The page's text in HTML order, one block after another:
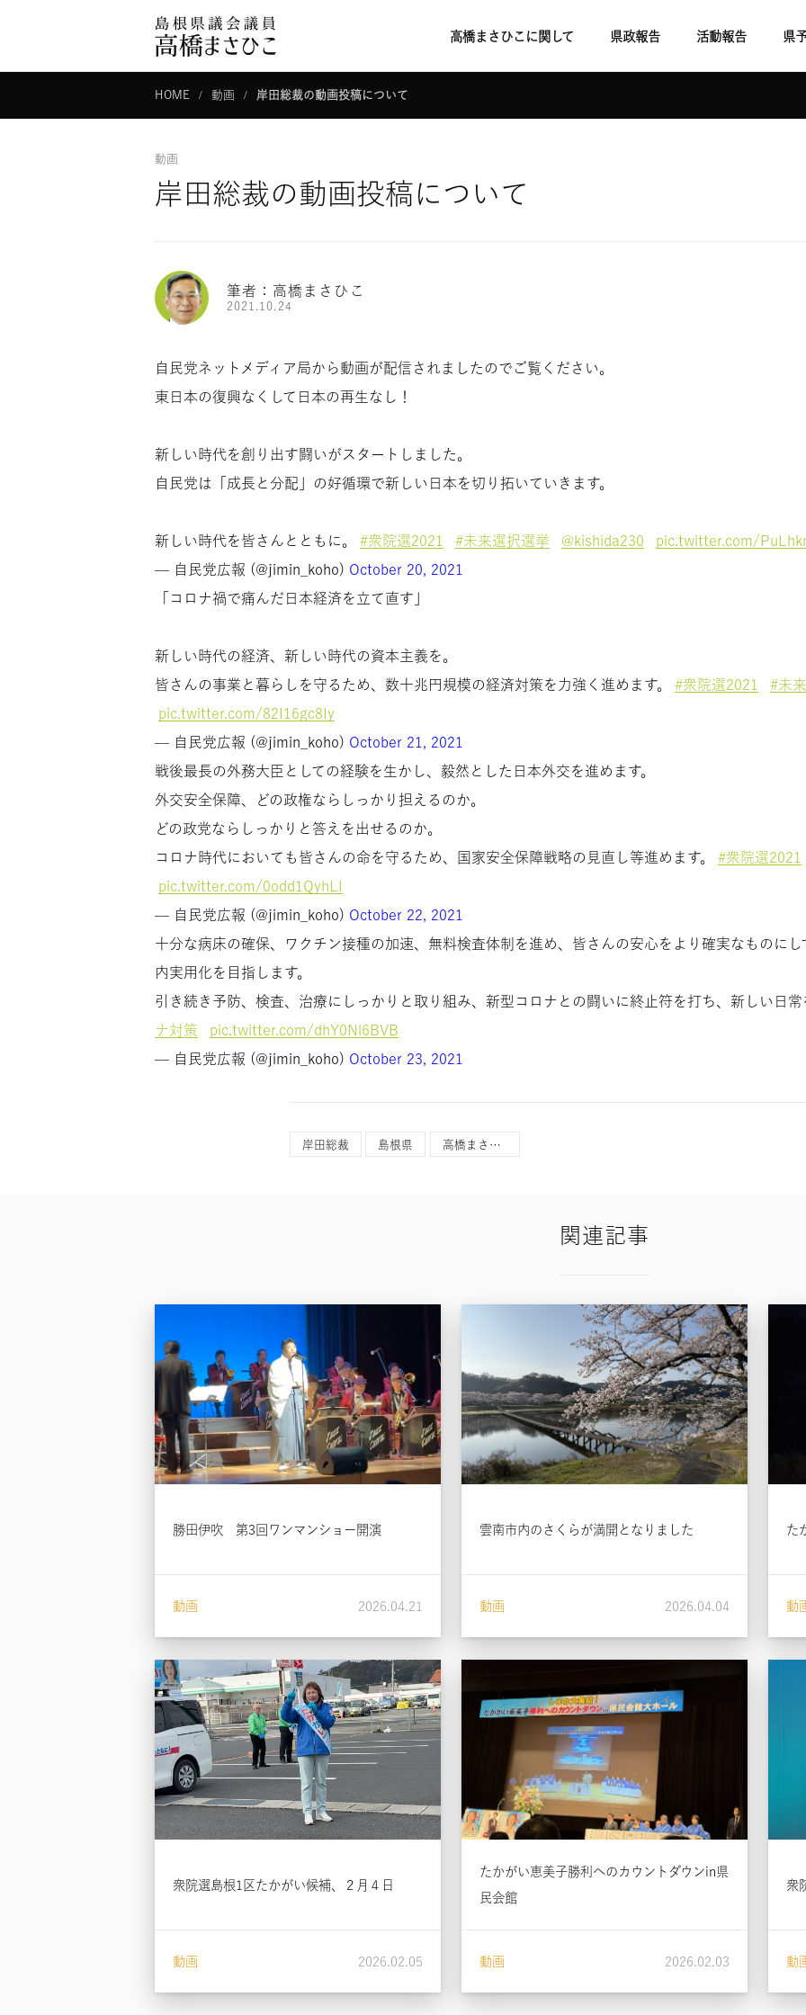
高橋まさひこに関して 県政報告 活動報告 県
HOME 動画 岸田総裁の動画投稿について
動画
岸田総裁の動画投稿について
筆者：高橋まさひこ
2021.10.24
自民党ネットメディア局から動画が配信されましたのでご覧ください。
東日本の復興なくして日本の再生なし！
新しい時代を創り出す闘いがスタートしました。
自民党は「成長と分配」の好循環で新しい日本を切り拓いていきます。
新しい時代を皆さんとともに。 #衆院選2021 #未来選択選挙 @kishida230
pic.twitter.com/
— 自民党広報 (@jimin_koho) October 20, 2021
「コロナ禍で痛んだ日本経済を立て直す」
新しい時代の経済、新しい時代の資本主義を。
皆さんの事業と暮らしを守るため、数十兆円規模の経済対策を力強く進めます。
#衆院選2021
#未
pic.twitter.com/82I16gc8Iy
— 自民党広報 (@jimin_koho) October 21, 2021
戦後最長の外務大臣としての経験を生かし、毅然とした日本外交を進めます。
外交安全保障、どの政権ならしっかり担えるのか。
どの政党ならしっかりと答えを出せるのか。
コロナ時代においても皆さんの命を守るため、国家安全保障戦略の見直し等進めます。
#衆院選2021
pic.twitter.com/0odd1QyhLI
— 自民党広報 (@jimin_koho) October 22, 2021
十分な病床の確保、ワクチン接種の加速、無料検査体制を進め、皆さんの安心をより確実なものに
内実用化を目指します。
引き続き予防、検査、治療にしっかりと取り組み、新型コロナとの闘いに終止符を打ち、新しい日常
ナ対策
pic.twitter.com/dhY0Nl6BVB
— 自民党広報 (@jimin_koho) October 23, 2021
岸田総裁 島根県 高橋まさひこ
関連記事
勝田伊吹 第3回ワンマンショー開演
動画 2026.04.21
雲南市内のさくらが満開となりました
動画 2026.04.04
た
動
衆院選島根1区たかがい候補、２月４日
動画 2026.02.05
たかがい恵美子勝利へのカウントダウンin県
民会館
動画 2026.02.03
衆
動